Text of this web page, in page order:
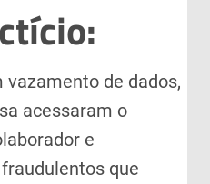
vazamento de dados,
acessaram o
e
que